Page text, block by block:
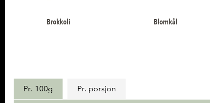
Brokkoli Blomkål
Næringsinnhold
Pr. 100g Pr. porsjon